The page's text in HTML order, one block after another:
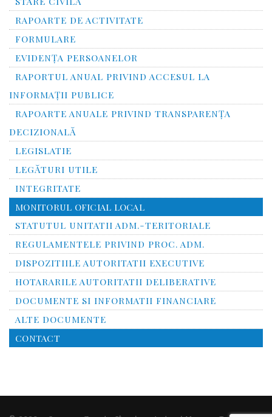
RAPOARTE DE ACTIVITATE
FORMULARE
EVIDENȚA PERSOANELOR
RAPORTUL ANUAL PRIVIND ACCESUL LA
INFORMAŢII PUBLICE
RAPOARTE ANUALE PRIVIND TRANSPARENŢA
DECIZIONALĂ
LEGISLATIE
LEGĂTURI UTILE
INTEGRITATE
MONITORUL OFICIAL LOCAL
STATUTUL UNITATII ADM.-TERITORIALE
REGULAMENTELE PRIVIND PROC. ADM.
DISPOZITIILE AUTORITATII EXECUTIVE
HOTARARILE AUTORITATII DELIBERATIVE
DOCUMENTE SI INFORMATII FINANCIARE
ALTE DOCUMENTE
CONTACT